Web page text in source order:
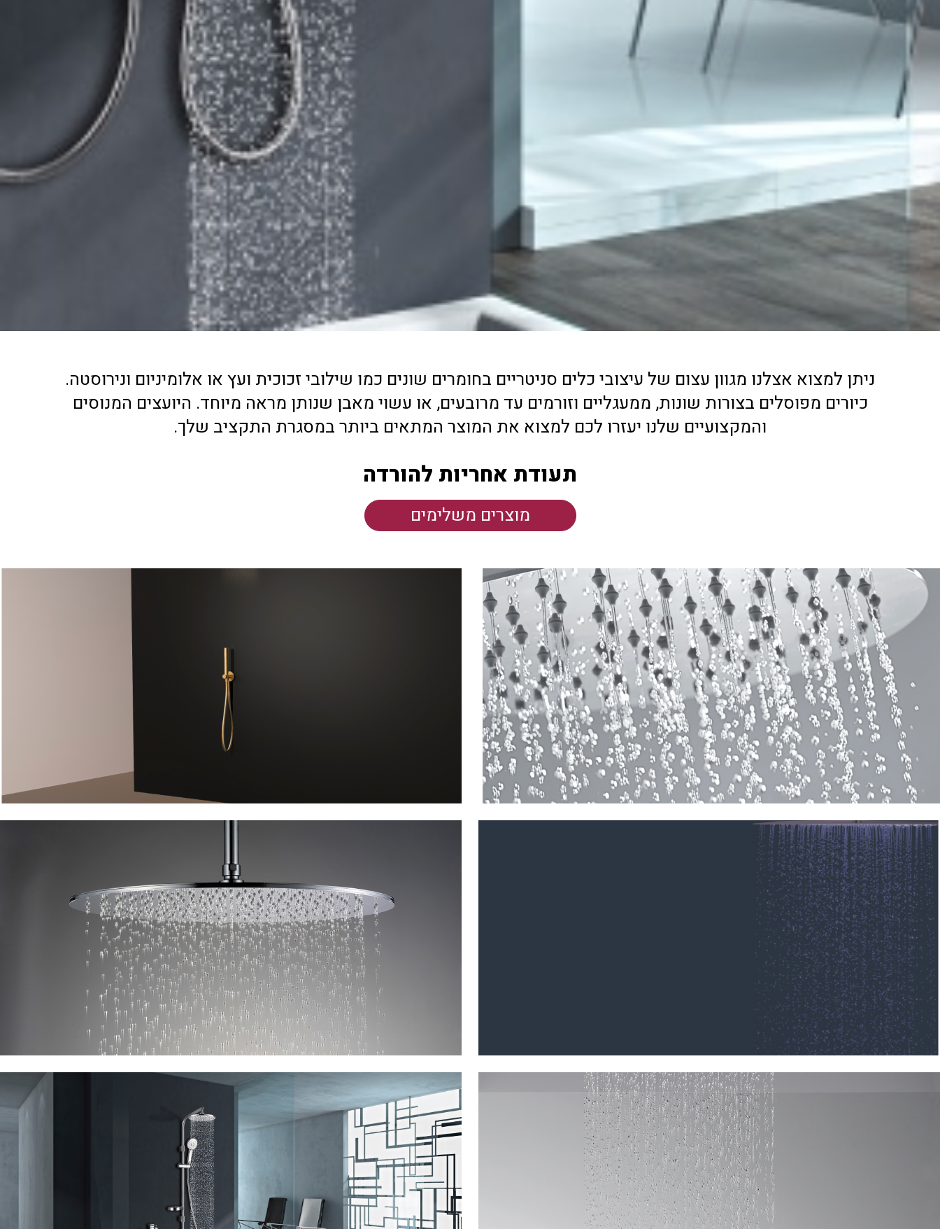
ניתן למצוא אצלנו מגוון עצום של עיצובי כלים סניטריים בחומרים שונים כמו שילובי זכוכית ועץ או אלומיניום ונירוסטה.
כיורים מפוסלים בצורות שונות, ממעגליים וזורמים עד מרובעים, או עשוי מאבן שנותן מראה מיוחד. היועצים המנוסים
והמקצועיים שלנו יעזרו לכם למצוא את המוצר המתאים ביותר במסגרת התקציב שלך.
תעודת אחריות להורדה
מוצרים משלימים